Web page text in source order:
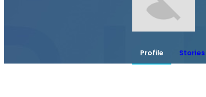
Profile Stories